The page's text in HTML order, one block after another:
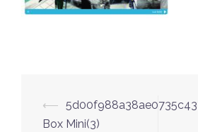
⟵
Box Mini(3)